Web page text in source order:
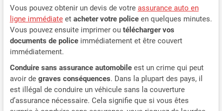
Vous pouvez obtenir un devis de votre assurance auto en
ligne immédiateet acheter votre policeen quelques minutes.
Vous pouvez ensuite imprimer ou télécharger vos
documents de policeimmédiatement et être couvert
immédiatement.
Conduire sans assurance automobileest un crime qui peut
avoir de graves conséquences. Dans la plupart des pays, il
est illégal de conduire un véhicule sans la couverture
d’assurance nécessaire. Cela signifie que si vous êtes